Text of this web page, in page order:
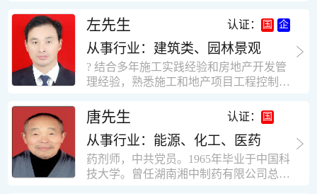
工作学习认真踏实，能够吃苦耐劳，责任
心强。 性格外向、开朗，有良好的人
际关系和一定的组织能力。做事认真负
责、积极肯干。我有信心在今后的工作岗
位上发挥自己的才能!积极的人生观，在我
的字典中没有“放弃”，始终坚信只要努力
快掌握一种新事物的能力。我的格言：也
许我不是最好的，但我会做得更好。知识
面广泛，头脑灵活，思维开阔敏捷，极富
创新精神。
计，工程经济技术分析，能适应建筑行业
各种岗位，组织协调能力强，技术全面，
适用工地管理． 本人1978年高中毕业，同
年参加工作，至今已在建筑行业工作了30
年。从1978年进入本县建筑公司学徒开始
目经理、专业监理工程师等职。 管理过许
多各种结构的工业及民用建筑。1984年至
1986年就职于新疆乌鲁木齐铁路局劳动服
务公司建筑三工区任技术员。参于管理的
项目有：职工居乐部游艺楼，4000平方，
砖混结构。职工电教楼，8000平方，框架
左先生 认证：
从事行业：建筑类、园林景观
? 结合多年施工实践经验和房地产开发管
理经验，熟悉施工和地产项目工程控制要
意识，丰富的经营理念和管理手段，能独
立处理各种工程技术问题；具有较强的沟
通协调能力和组织管理能力； ? 近十多年
的房地产方面工作经验，现任职江苏雨润
农产品集团南昌公司副总经理兼工程总工
唐先生 认证：
从事行业：能源、化工、医药
药剂师，中共党员。1965年毕业于中国科
技大学。曾任湖南湘中制药有限公司总工